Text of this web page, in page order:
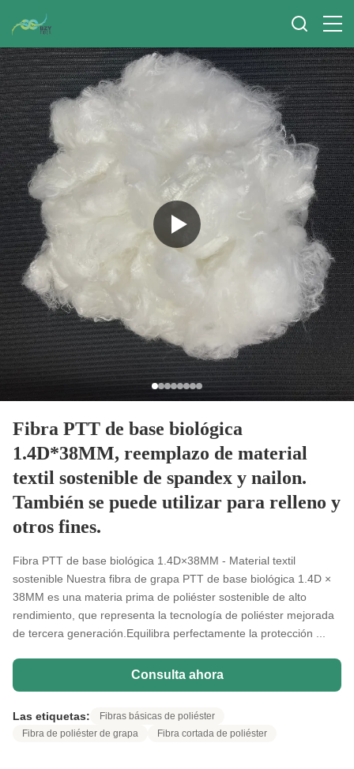
Fibra PTT de base biológica
1.4D*38MM, reemplazo de material
textil sostenible de spandex y nailon.
También se puede utilizar para relleno y
otros fines.
Fibra PTT de base biológica 1.4D×38MM - Material textil
sostenible Nuestra fibra de grapa PTT de base biológica 1.4D ×
38MM es una materia prima de poliéster sostenible de alto
rendimiento, que representa la tecnología de poliéster mejorada
de tercera generación.Equilibra perfectamente la protección ...
Consulta ahora
Las etiquetas:
Fibras básicas de poliéster
Fibra de poliéster de grapa
Fibra cortada de poliéster